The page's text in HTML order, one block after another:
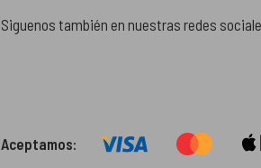
Siguenos también en nuestras redes
Aceptamos: